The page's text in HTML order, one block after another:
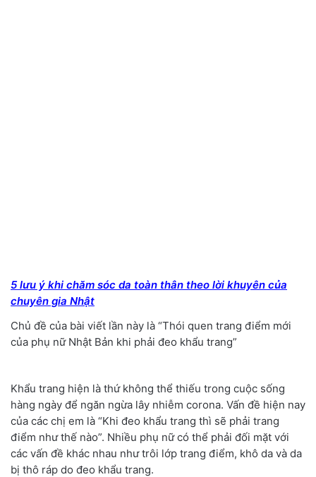
5 lưu ý khi chăm sóc da toàn thân theo lời khuyên của
chuyên gia Nhật
Chủ đề của bài viết lần này là “Thói quen trang điểm mới
của phụ nữ Nhật Bản khi phải đeo khẩu trang”
Khẩu trang hiện là thứ không thể thiếu trong cuộc sống
hàng ngày để ngăn ngừa lây nhiễm corona. Vấn đề hiện nay
của các chị em là “Khi đeo khẩu trang thì sẽ phải trang
điểm như thế nào”. Nhiều phụ nữ có thể phải đối mặt với
các vấn đề khác nhau như trôi lớp trang điểm, khô da và da
bị thô ráp do đeo khẩu trang.